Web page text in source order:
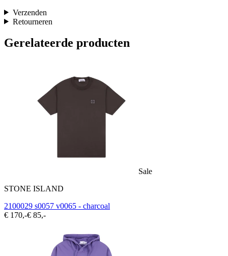
Verzenden
Retourneren
Gerelateerde producten
Sale
STONE ISLAND
2100029 s0057 v0065 - charcoal
€ 170,-€ 85,-